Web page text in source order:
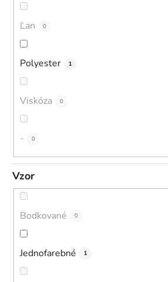
Ľan 0
Polyester 1
Viskóza 0
- 0
Vzor
Bodkované 0
Jednofarebné 1